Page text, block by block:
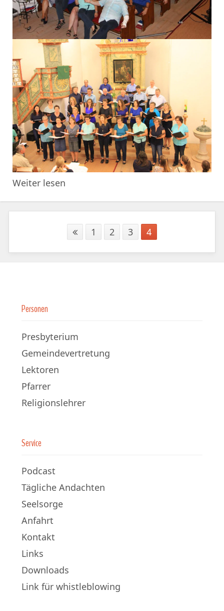
Weiter lesen
1 2 3 4
Personen
Presbyterium
Gemeindevertretung
Lektoren
Pfarrer
Religionslehrer
Service
Podcast
Tägliche Andachten
Seelsorge
Anfahrt
Kontakt
Links
Downloads
Link für whistleblowing